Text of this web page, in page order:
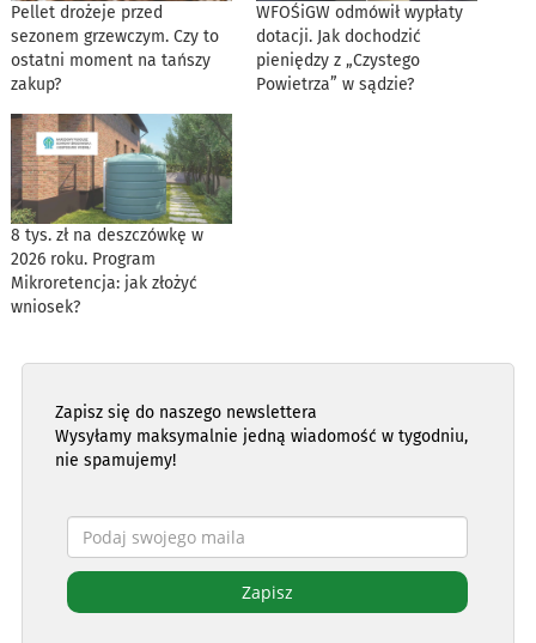
Pellet drożeje przed
sezonem grzewczym. Czy to
ostatni moment na tańszy
zakup?
WFOŚiGW odmówił wypłaty
dotacji. Jak dochodzić
pieniędzy z „Czystego
Powietrza” w sądzie?
8 tys. zł na deszczówkę w
2026 roku. Program
Mikroretencja: jak złożyć
wniosek?
Zapisz się do naszego newslettera
Wysyłamy maksymalnie jedną wiadomość w tygodniu,
nie spamujemy!